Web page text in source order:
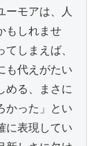
ーモアは、人
もしれませ
しまえば、
も代えがたい
める、まさに
かった」とい
に表現してい